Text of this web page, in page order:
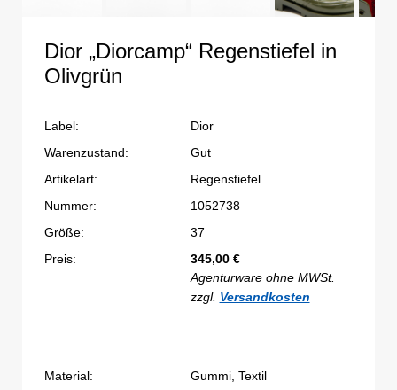
Dior „Diorcamp“ Regenstiefel in
Olivgrün
Label:
Dior
Warenzustand:
Gut
Artikelart:
Regenstiefel
Nummer:
1052738
Größe:
37
Preis:
345,00 €
Agenturware ohne MWSt.
zzgl. Versandkosten
Material:
Gummi, Textil